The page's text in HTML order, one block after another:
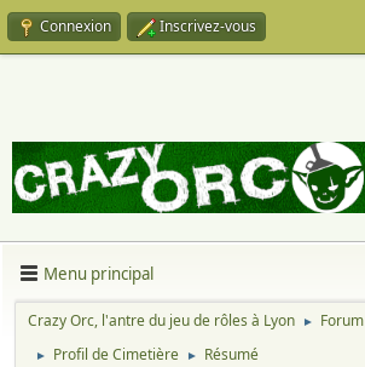
Connexion Inscrivez-vous
Menu principal
Crazy Orc, l'antre du jeu de rôles à Lyon ► Forum
► Profil de Cimetière ► Résumé